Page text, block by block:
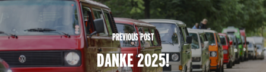
PREVIOUS POST
DANKE 2025!